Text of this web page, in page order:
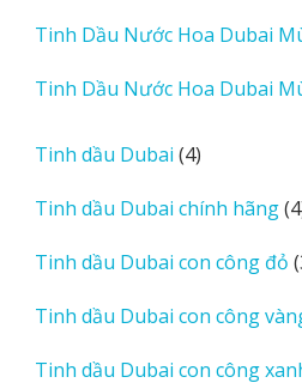
Tinh Dầu Nước Hoa Dubai
Tinh Dầu Nước Hoa Dubai
Tinh dầu Dubai 44
phẩm
Tinh dầu Dubai chính hãng 4
Tinh dầu Dubai con công đỏ
Tinh dầu Dubai con công
Tinh dầu Dubai con công